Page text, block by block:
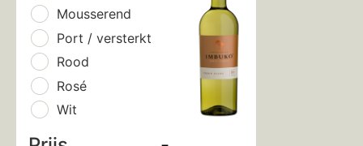
Mousserend
Port / versterkt
Rood
Rosé
Wit